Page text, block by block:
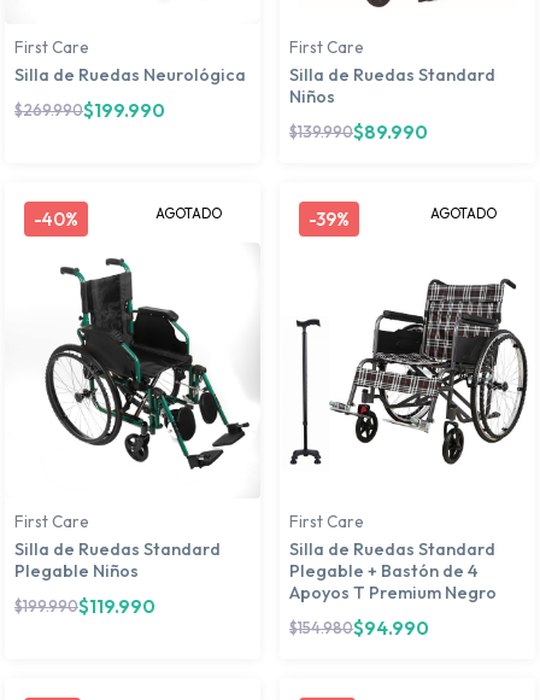
First Care
Silla de Ruedas Neurológica
$269.990$199.990
First Care
Silla de Ruedas Standard
Niños
$139.990$89.990
-40% AGOTADO
First Care
Silla de Ruedas Standard
Plegable Niños
$199.990$119.990
-39% AGOTADO
First Care
Silla de Ruedas Standard
Plegable + Bastón de 4
Apoyos T Premium Negro
$154.980$94.990